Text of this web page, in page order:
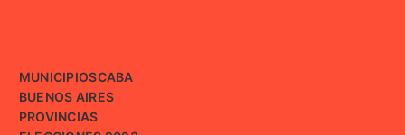
MUNICIPIOSCABA
BUENOS AIRES
PROVINCIAS